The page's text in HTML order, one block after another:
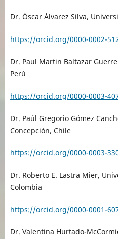
Dr. Óscar Álvarez Silva,
https://orcid.org/0000-0002-
Dr. Paul Martin Baltazar
Perú
https://orcid.org/0000-0003-
Dr. Paúl Gregorio Gómez
Concepción, Chile
https://orcid.org/0000-0003-
Dr. Roberto E. Lastra Mier,
Colombia
https://orcid.org/0000-0001-
Dr. Valentina Hurtado-